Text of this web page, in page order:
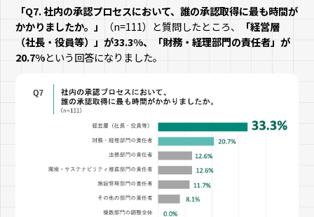
「Q7. 社内の承認プロセスにおいて、誰の承認取得に最も時間が
かかりましたか。」
（n=111）と質問したところ、
「経営層
（社長・役員等）」が33.3%、「財務・経理部門の責任者」が
20.7%という回答になりました。